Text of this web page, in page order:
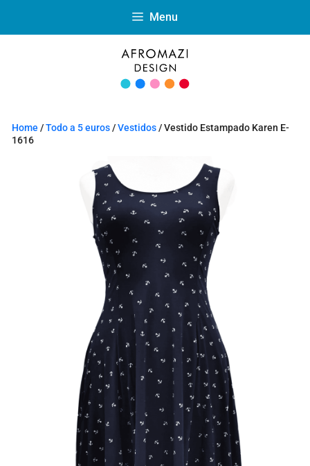
Menu
Home /Todo a 5 euros/Vestidos/ Vestido Estampado Karen E-
1616